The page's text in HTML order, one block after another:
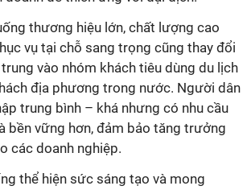
thương hiệu lớn, chất lượng cao
vụ tại chỗ sang trọng cũng thay đổi
vào nhóm khách tiêu dùng du lịch
địa phương trong nước. Người dân
trung bình – khá nhưng có nhu cầu
bền vững hơn, đảm bảo tăng trưởng
các doanh nghiệp.
thể hiện sức sáng tạo và mong